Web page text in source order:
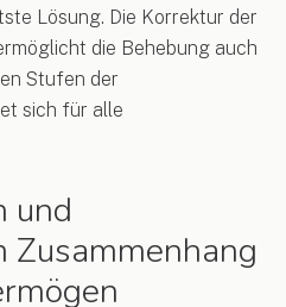
Lösung. Die Korrektur der
die Behebung auch
Stufen der
sich für alle
und
Zusammenhang